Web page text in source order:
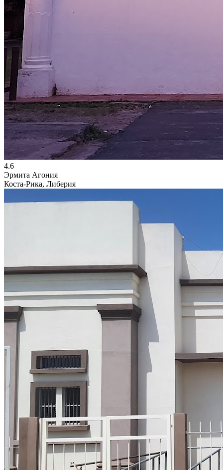
4.6
Эрмита Агония
Коста-Рика, Либерия